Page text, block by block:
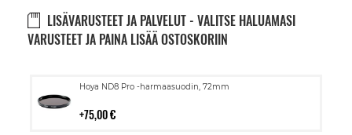
LISÄVARUSTEET JA PALVELUT - VALITSE HALUAMASI
VARUSTEET JA PAINA LISÄÄ OSTOSKORIIN
Hoya ND8 Pro -harmaasuodin, 72mm
75,00 €
Lisää